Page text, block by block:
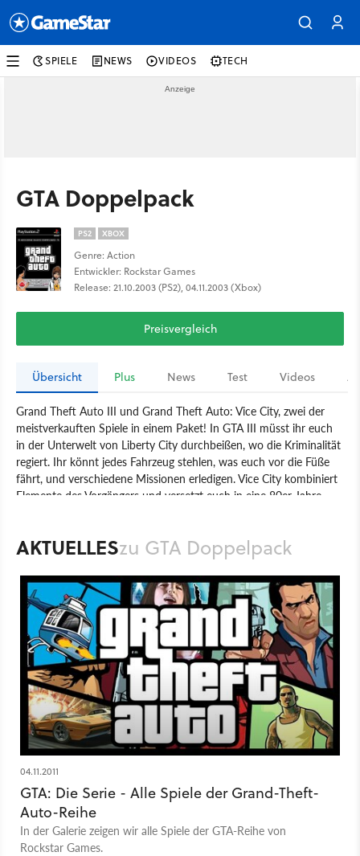
SPIELE NEWS VIDEOS TECH
GTA Doppelpack
PS2 XBOX
Genre: Action
Entwickler: Rockstar Games
Release: 21.10.2003 (PS2), 04.11.2003 (Xbox)
Preisvergleich
Übersicht Plus News Test Videos
Grand Theft Auto III und Grand Theft Auto: Vice City, zwei der
meistverkauften Spiele in einem Paket! In GTA III müsst ihr euch
in der Unterwelt von Liberty City durchbeißen, wo die Kriminalität
regiert. Ihr könnt jedes Fahrzeug stehlen, was euch vor die Füße
fährt, und verschiedene Missionen erledigen. Vice City kombiniert
Elemente des Vorgängers und versetzt euch in eine 80er-Jahre-
Spiel PlayStation 2 Xbox PlayStation Xbox
Action
Take 2 Interactive
Rockstar Games GTA Doppelpack
AKTUELLESzu GTA Doppelpack
04.11.2011
GTA: Die Serie - Alle Spiele der Grand-Theft-
Auto-Reihe
In der Galerie zeigen wir alle Spiele der GTA-Reihe von
Rockstar Games.